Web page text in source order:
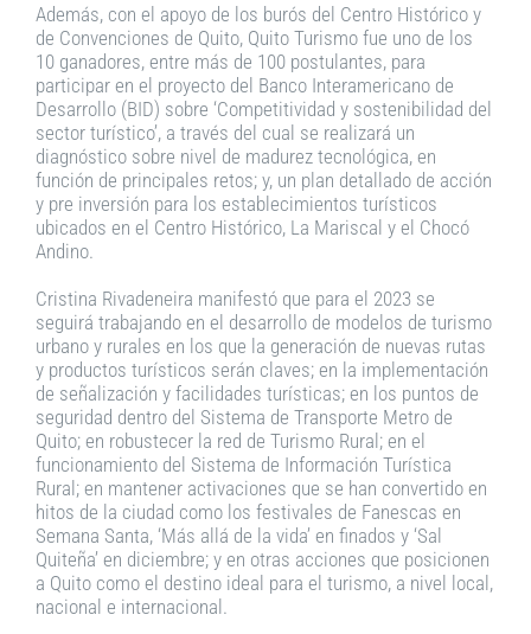
Además, con el apoyo de los burós del Centro Histórico y
de Convenciones de Quito, Quito Turismo fue uno de los
10 ganadores, entre más de 100 postulantes, para
participar en el proyecto del Banco Interamericano de
Desarrollo (BID) sobre ‘Competitividad y sostenibilidad del
sector turístico’, a través del cual se realizará un
diagnóstico sobre nivel de madurez tecnológica, en
función de principales retos; y, un plan detallado de acción
y pre inversión para los establecimientos turísticos
ubicados en el Centro Histórico, La Mariscal y el Chocó
Andino.
Cristina Rivadeneira manifestó que para el 2023 se
seguirá trabajando en el desarrollo de modelos de turismo
urbano y rurales en los que la generación de nuevas rutas
y productos turísticos serán claves; en la implementación
de señalización y facilidades turísticas; en los puntos de
seguridad dentro del Sistema de Transporte Metro de
Quito; en robustecer la red de Turismo Rural; en el
funcionamiento del Sistema de Información Turística
Rural; en mantener activaciones que se han convertido en
hitos de la ciudad como los festivales de Fanescas en
Semana Santa, ‘Más allá de la vida’ en finados y ‘Sal
Quiteña’ en diciembre; y en otras acciones que posicionen
a Quito como el destino ideal para el turismo, a nivel local,
nacional e internacional.